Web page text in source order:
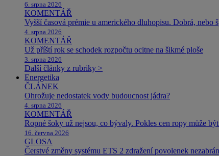
6. srpna 2026
KOMENTÁŘ
Vyšší časová prémie u amerického dluhopisu. Dobrá, nebo
4. srpna 2026
KOMENTÁŘ
Už příští rok se schodek rozpočtu ocitne na šikmé ploše
3. srpna 2026
Další články z rubriky >
Energetika
ČLÁNEK
Ohrožuje nedostatek vody budoucnost jádra?
4. srpna 2026
KOMENTÁŘ
Ropné šoky už nejsou, co bývaly. Pokles cen ropy může
16. června 2026
GLOSA
Čerstvé změny systému ETS 2 zdražení povolenek